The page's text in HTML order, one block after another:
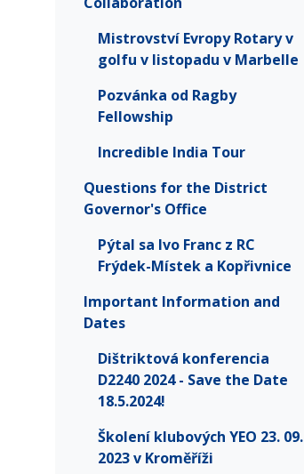
Mistrovství Evropy Rotary v
golfu v listopadu v Marbelle
Pozvánka od Ragby
Fellowship
Incredible India Tour
Questions for the District
Governor's Office
Pýtal sa Ivo Franc z RC
Frýdek-Místek a Kopřivnice
Important Information and
Dates
Dištriktová konferencia
D2240 2024 - Save the Date
18.5.2024!
Školení klubových YEO 23. 09.
2023 v Kroměříži